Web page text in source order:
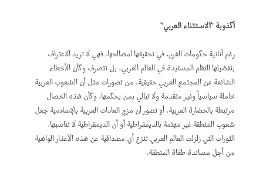
أكذوبة "الاستثناء العربي"
رغم أنانية حكومات الغرب في تحقيقها لمصالحها، فهي لا تريد الاعتراف
بتفضيلها للنظم المستبدة في العالم العربي. بل تتصرف وكأن الأخطاء
الشائعة عن المجتمع العربي حقيقية، من تصورات مثل أن الشعوب العربية
خاملة سياسياً وغير متقدمة ولا تبالي بمن يحكمها، وكأن هذه الخصال
مرتبطة بالحضارة العربية، أو تصور أن مزج العادات العربية بالإسلامية جعل
شعوب المنطقة غير مهتمة بالديمقراطية أو أن الديمقراطية لا تناسبها.
الثورات التي زلزلت العالم العربي تنزع أي مصداقية عن هذه الأعذار الواهية
من أجل مساندة طغاة المنطقة.